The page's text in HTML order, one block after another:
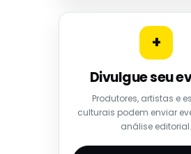
+
Divulgue seu
Produtores, artistas e
culturais podem enviar
análise editorial.